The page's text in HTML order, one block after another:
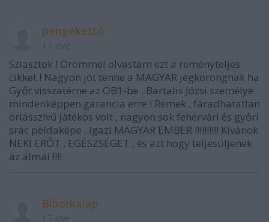
pengekettő
Sziasztok ! Örömmel olvastam ezt a reményteljes
cikket ! Nagyon jót tenne a MAGYAR jégkorongnak ha
Győr visszatérne az OB1-be . Bartalis Józsi személye
mindenképpen garancia erre ! Remek , fáradhatatlan
óriásszívű játékos volt , nagyon sok fehérvári és győri
srác példaképe . Igazi MAGYAR EMBER !!!!!!!!!! Kívánok
NEKI ERŐT , EGÉSZSÉGET , és azt hogy teljesüljenek
az álmai !!!!
Biborkalap